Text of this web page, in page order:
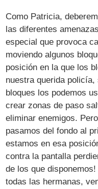
Como Patricia,
las diferentes
especial que provoca
moviendo algunos
posición en la que los
nuestra querida
bloques los podemos
crear zonas de paso
eliminar enemigos.
pasamos del fondo al
estamos en esa
contra la pantalla
de los que
todas las hermanas,